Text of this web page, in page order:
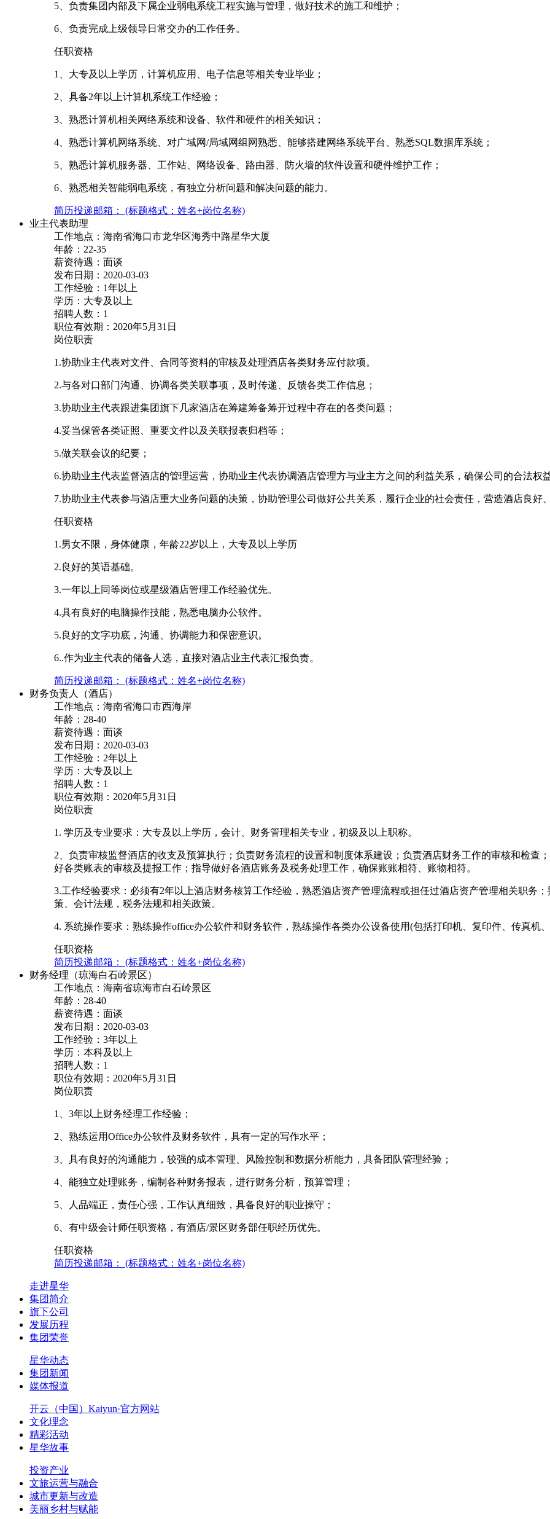
5、负责集团内部及下属企业弱电系统工程实施与管理，做好技术的施工和维护；
6、负责完成上级领导日常交办的工作任务。
任职资格
1、大专及以上学历，计算机应用、电子信息等相关专业毕业；
2、具备2年以上计算机系统工作经验；
3、熟悉计算机相关网络系统和设备、软件和硬件的相关知识；
4、熟悉计算机网络系统、对广域网/局域网组网熟悉、能够搭建网络系统平台、熟悉SQL数据库系统；
5、熟悉计算机服务器、工作站、网络设备、路由器、防火墙的软件设置和硬件维护工作；
6、熟悉相关智能弱电系统，有独立分析问题和解决问题的能力。
简历投递邮箱： (标题格式：姓名+岗位名称)
业主代表助理
工作地点：海南省海口市龙华区海秀中路星华大厦
年龄：22-35
薪资待遇：面谈
发布日期：2020-03-03
工作经验：1年以上
学历：大专及以上
招聘人数：1
职位有效期：2020年5月31日
岗位职责
1.协助业主代表对文件、合同等资料的审核及处理酒店各类财务应付款项。
2.与各对口部门沟通、协调各类关联事项，及时传递、反馈各类工作信息；
3.协助业主代表跟进集团旗下几家酒店在筹建筹备筹开过程中存在的各类问题；
4.妥当保管各类证照、重要文件以及关联报表归档等；
5.做关联会议的纪要；
6.协助业主代表监督酒店的管理运营，协助业主代表协调酒店管理方与业主方之间的利益关系，确保公司的合法权
7.协助业主代表参与酒店重大业务问题的决策，协助管理公司做好公共关系，履行企业的社会责任，营造酒店良好
任职资格
1.男女不限，身体健康，年龄22岁以上，大专及以上学历
2.良好的英语基础。
3.一年以上同等岗位或星级酒店管理工作经验优先。
4.具有良好的电脑操作技能，熟悉电脑办公软件。
5.良好的文字功底，沟通、协调能力和保密意识。
6..作为业主代表的储备人选，直接对酒店业主代表汇报负责。
简历投递邮箱： (标题格式：姓名+岗位名称)
财务负责人（酒店）
工作地点：海南省海口市西海岸
年龄：28-40
薪资待遇：面谈
发布日期：2020-03-03
工作经验：2年以上
学历：大专及以上
招聘人数：1
职位有效期：2020年5月31日
岗位职责
1. 学历及专业要求：大专及以上学历，会计、财务管理相关专业，初级及以上职称。
2、负责审核监督酒店的收支及预算执行；负责财务流程的设置和制度体系建设；负责酒店财务工作的审核和检查
好各类账表的审核及提报工作；指导做好各酒店账务及税务处理工作，确保账账相符、账物相符。
3.工作经验要求：必须有2年以上酒店财务核算工作经验，熟悉酒店资产管理流程或担任过酒店资产管理相关职务
策、会计法规，税务法规和相关政策。
4. 系统操作要求：熟练操作office办公软件和财务软件，熟练操作各类办公设备使用(包括打印机、复印件、传真机、
任职资格
简历投递邮箱： (标题格式：姓名+岗位名称)
财务经理（琼海白石岭景区）
工作地点：海南省琼海市白石岭景区
年龄：28-40
薪资待遇：面谈
发布日期：2020-03-03
工作经验：3年以上
学历：本科及以上
招聘人数：1
职位有效期：2020年5月31日
岗位职责
1、3年以上财务经理工作经验；
2、熟练运用Office办公软件及财务软件，具有一定的写作水平；
3、具有良好的沟通能力，较强的成本管理、风险控制和数据分析能力，具备团队管理经验；
4、能独立处理账务，编制各种财务报表，进行财务分析，预算管理；
5、人品端正，责任心强，工作认真细致，具备良好的职业操守；
6、有中级会计师任职资格，有酒店/景区财务部任职经历优先。
任职资格
简历投递邮箱： (标题格式：姓名+岗位名称)
走进星华
集团简介
旗下公司
发展历程
集团荣誉
星华动态
集团新闻
媒体报道
开云（中国）Kaiyun·官方网站
文化理念
精彩活动
星华故事
投资产业
文旅运营与融合
城市更新与改造
美丽乡村与赋能